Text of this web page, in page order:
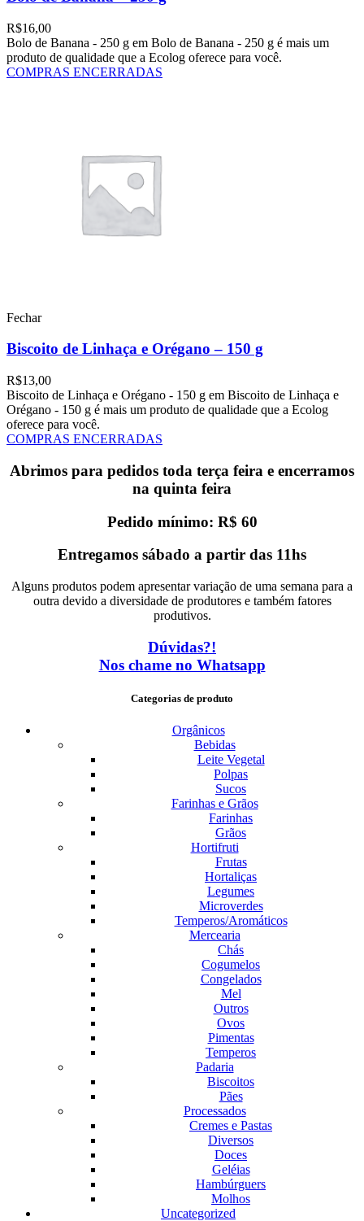
R$16,00
Bolo de Banana - 250 g em Bolo de Banana - 250 g é mais um
produto de qualidade que a Ecolog oferece para você.
COMPRAS ENCERRADAS
Fechar
Biscoito de Linhaça e Orégano – 150 g
R$13,00
Biscoito de Linhaça e Orégano - 150 g em Biscoito de Linhaça e
Orégano - 150 g é mais um produto de qualidade que a Ecolog
oferece para você.
COMPRAS ENCERRADAS
Abrimos para pedidos toda terça feira e encerramos
na quinta feira
Pedido mínimo: R$ 60
Entregamos sábado a partir das 11hs
Alguns produtos podem apresentar variação de uma semana para a
outra devido a diversidade de produtores e também fatores
produtivos.
Dúvidas?!
Nos chame no Whatsapp
Categorias de produto
Orgânicos
Bebidas
Leite Vegetal
Polpas
Sucos
Farinhas e Grãos
Farinhas
Grãos
Hortifruti
Frutas
Hortaliças
Legumes
Microverdes
Temperos/Aromáticos
Mercearia
Chás
Cogumelos
Congelados
Mel
Outros
Ovos
Pimentas
Temperos
Padaria
Biscoitos
Pães
Processados
Cremes e Pastas
Diversos
Doces
Geléias
Hambúrguers
Molhos
Uncategorized